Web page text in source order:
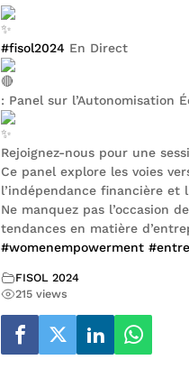
#fisol2024 En Direct
: Panel sur l’Autonomisation
Rejoignez-nous pour une
Ce panel explore les voies
l’indépendance financière et
Ne manquez pas l’occasion
tendances en matière
#womenempowerment
FISOL 2024
215 views